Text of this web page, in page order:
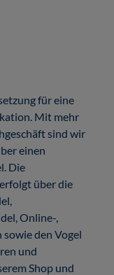
für eine
Mit mehr
sind wir
einen
Die
über die
Online-,
den Vogel
und
Shop und